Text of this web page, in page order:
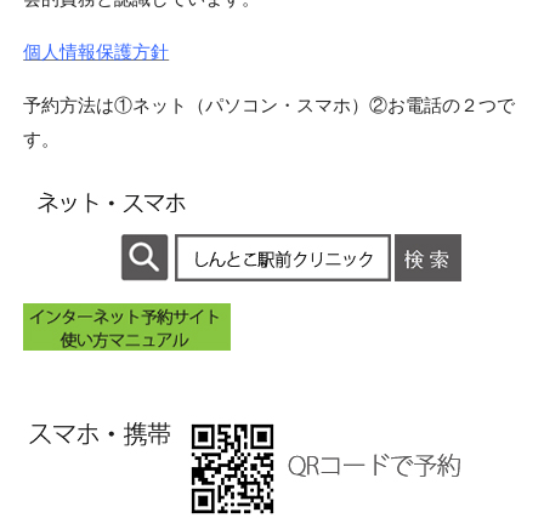
個人情報保護方針
予約方法は①ネット（パソコン・スマホ）②お電話の２つで
す。